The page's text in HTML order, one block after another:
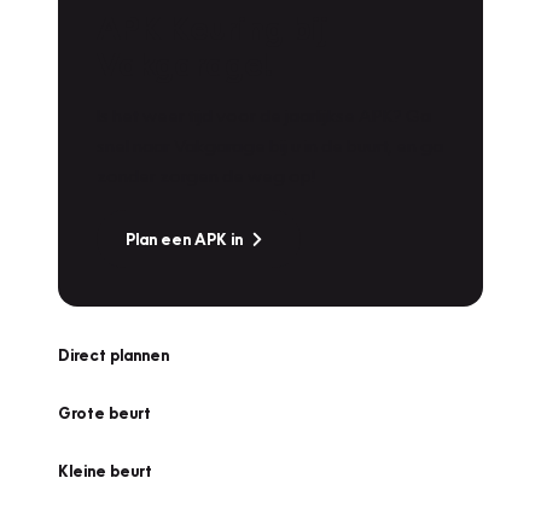
Plan een APK in
Direct plannen
Grote beurt
Kleine beurt